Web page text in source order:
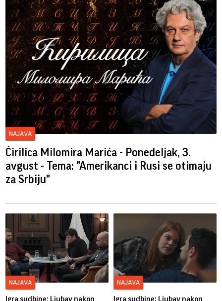
NAJAVA
Ćirilica Milomira Marića - Ponedeljak, 3.
avgust - Tema: "Amerikanci i Rusi se otimaju
za Srbiju"
NAJAVA
Igra sudbine: Ljubav nakon
NAJAVA
Igra sudbine: Ljubav nakon